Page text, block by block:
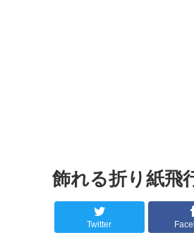
飾れる折り紙飛
Twitter